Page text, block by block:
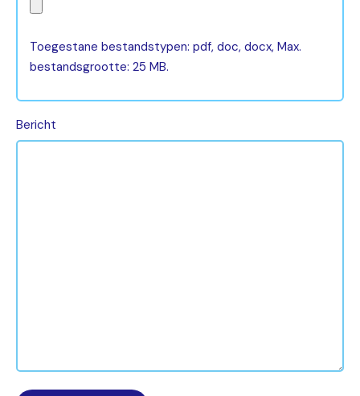
Toegestane bestandstypen: pdf, doc, docx, Max.
bestandsgrootte: 25 MB.
Bericht